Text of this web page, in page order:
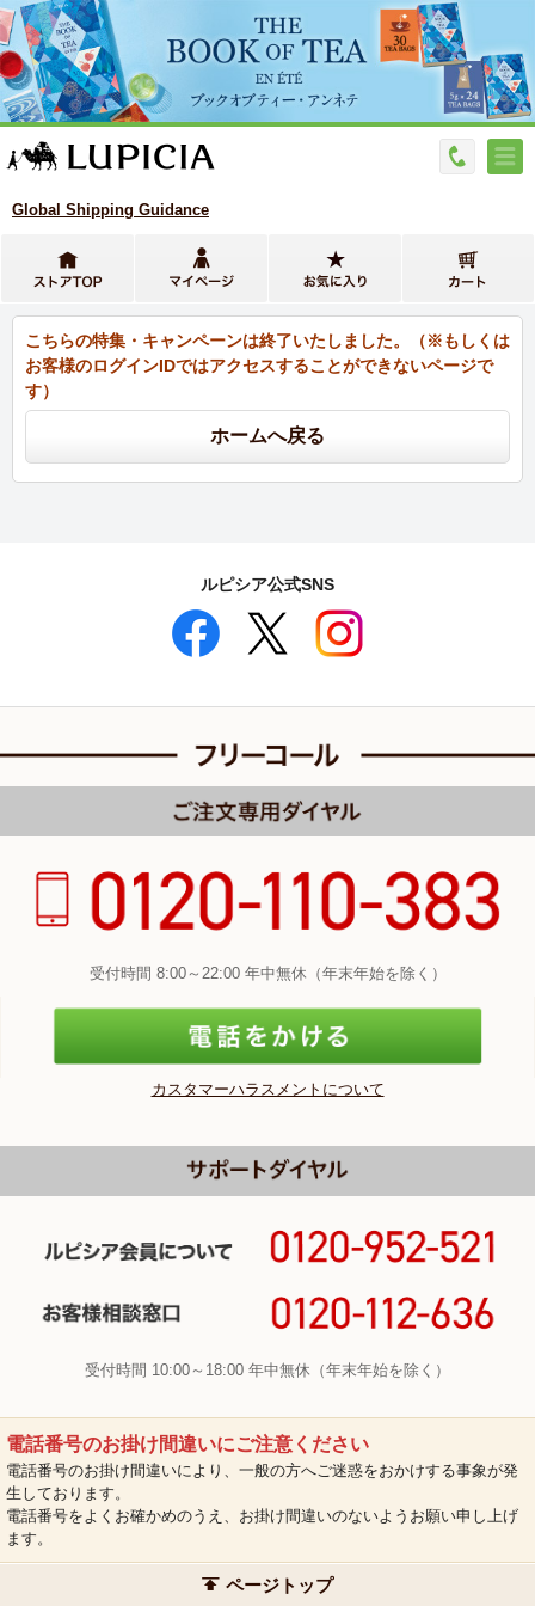
Global Shipping Guidance
こちらの特集・キャンペーンは終了いたしました。（※もしくは
お客様のログインIDではアクセスすることができないページで
す）
ルピシア公式SNS
受付時間 8:00～22:00 年中無休（年末年始を除く）
カスタマーハラスメントについて
受付時間 10:00～18:00 年中無休（年末年始を除く）
電話番号のお掛け間違いにご注意ください
電話番号のお掛け間違いにより、一般の方へご迷惑をおかけする事象が発
生しております。
電話番号をよくお確かめのうえ、お掛け間違いのないようお願い申し上げ
ます。
ページトップ